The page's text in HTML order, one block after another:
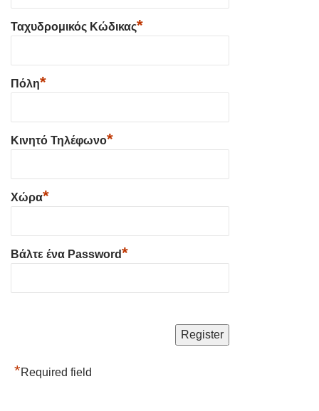
Ταχυδρομικός Κώδικας*
Πόλη*
Κινητό Τηλέφωνο*
Χώρα*
Βάλτε ένα Password*
*Required field